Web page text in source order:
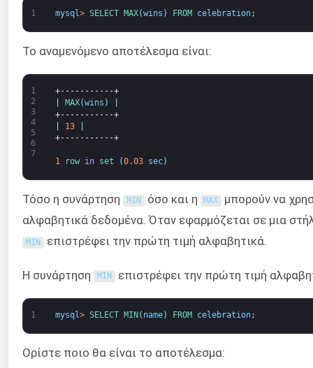
1 mysql > SELECT MAX(wins ) FROM celebration;
Το αναμενόμενο αποτέλεσμα είναι:
1
2
3
4
5
6
7
+-----------+
MAX(wins )
+-----------+
13
+-----------+
1 row in set (0.03 sec)
Τόσο η συνάρτηση MIN όσο και η MAX
μπορούν να
αλφαβητικά δεδομένα. Όταν εφαρμόζεται σε μια
MIN επιστρέφει την πρώτη τιμή αλφαβητικά.
Η συνάρτηση MIN επιστρέφει την πρώτη τιμή
1 mysql> SELECT MIN ( name) FROM celebration;
Ορίστε ποιο θα είναι το αποτέλεσμα: